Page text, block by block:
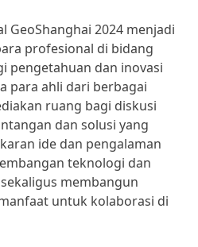
GeoShanghai 2024 menjadi
profesional di bidang
pengetahuan dan inovasi
para ahli dari berbagai
ruang bagi diskusi
dan solusi yang
ide dan pengalaman
teknologi dan
membangun
untuk kolaborasi di